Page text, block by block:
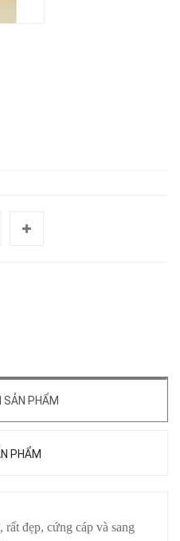
SẢN PHẨM
PHẨM
đẹp, cứng cáp và sang